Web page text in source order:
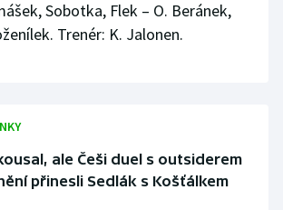
Sobotka, Flek – O. Beránek,
Trenér: K. Jalonen.
ale Češi duel s outsiderem
přinesli Sedlák s Košťálkem